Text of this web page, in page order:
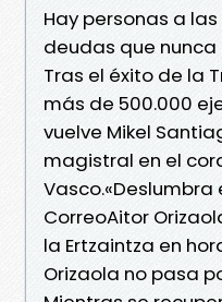
Hay personas a
deudas que
Tras el éxito de la
más de 500.000
vuelve Mikel
magistral en el
Vasco.«Deslumbra
CorreoAitor
la Ertzaintza en
Orizaola no pasa